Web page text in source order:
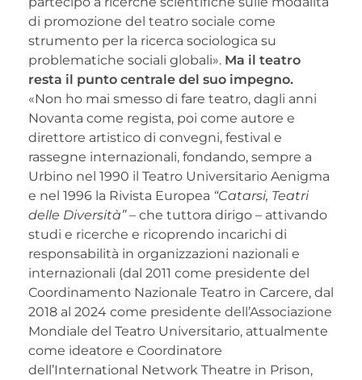
di promozione del teatro sociale come
strumento per la ricerca sociologica su
problematiche sociali globali». Ma il teatro
resta il punto centrale del suo impegno.
«Non ho mai smesso di fare teatro, dagli anni
Novanta come regista, poi come autore e
direttore artistico di convegni, festival e
rassegne internazionali, fondando, sempre a
Urbino nel 1990 il Teatro Universitario Aenigma
e nel 1996 la Rivista Europea “Catarsi, Teatri
delle Diversità”– che tuttora dirigo – attivando
studi e ricerche e ricoprendo incarichi di
responsabilità in organizzazioni nazionali e
internazionali (dal 2011 come presidente del
Coordinamento Nazionale Teatro in Carcere, dal
2018 al 2024 come presidente dell’Associazione
Mondiale del Teatro Universitario, attualmente
come ideatore e Coordinatore
dell’International Network Theatre in Prison,